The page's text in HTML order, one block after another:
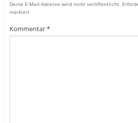
Deine E-Mail-Adresse wird nicht veröffentlicht.
markiert
Kommentar*